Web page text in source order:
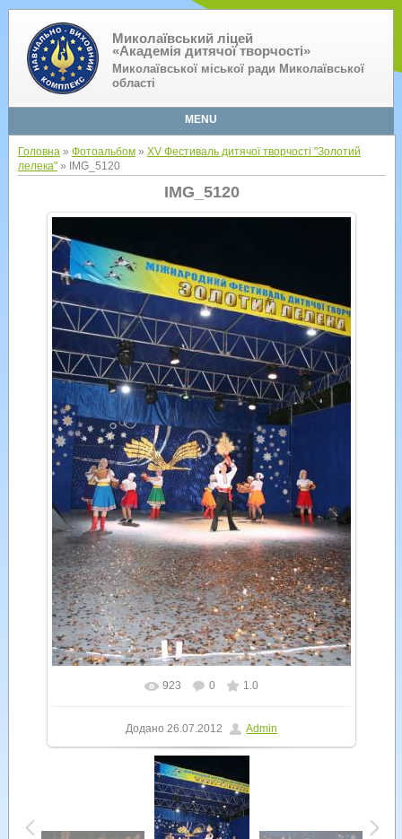
Миколаївський ліцей
«Академія дитячої творчості»
Миколаївської міської ради Миколаївської
області
MENU
Головна» Фотоальбом» XV Фестиваль дитячої творчості "Золотий
лелека"» IMG_5120
IMG_5120
У реальному розмірі 600x900
923 0 1.0
Додано 26.07.2012 Admin